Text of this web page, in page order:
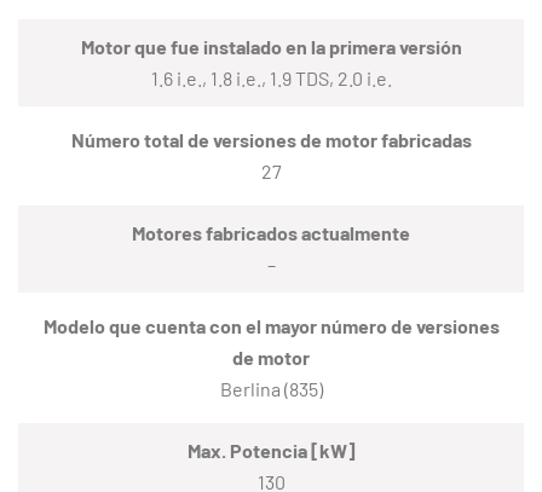
Motor que fue instalado en la primera versión
1.6 i.e., 1.8 i.e., 1.9 TDS, 2.0 i.e.
Número total de versiones de motor fabricadas
27
Motores fabricados actualmente
–
Modelo que cuenta con el mayor número de versiones
de motor
Berlina (835)
Max. Potencia [kW]
130